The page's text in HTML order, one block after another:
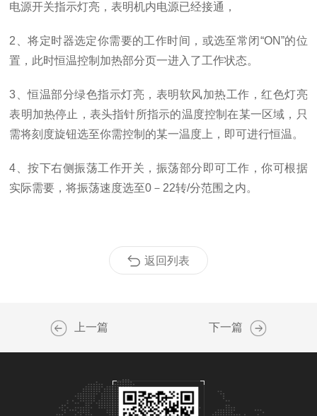
电源开关指示灯亮，表明机内电源已经接通，
2、将定时器选定你需要的工作时间，或选至常闭“ON”的位
置，此时恒温控制加热部分页一进入了工作状态。
3、恒温部分绿色指示灯亮，表明软风加热工作，红色灯亮
表明加热停止，表头指针所指示的温度控制在某一区域，只
需将刻度旋钮选至你需控制的某一温度上，即可进行恒温。
4、按下右侧振荡工作开关，振荡部分即可工作，你可根据
实际需要，将振荡速度选至0－22转/分范围之内。
返回列表
上一篇 下一篇